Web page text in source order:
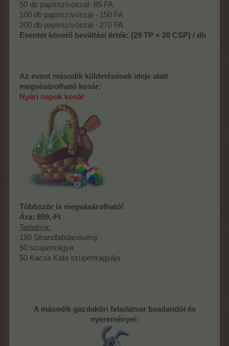
50 db papírszívószál- 85 FA
100 db papírszívószál - 150 FA
200 db papírszívószál - 270 FA
Eventet követő beváltási érték: (29 TP + 20 CSP) / db
Az event második küldetésének ideje alatt
megvásárolható kosár:
Nyári napok kosár
Többször is megvásárolható!
Ára: 899,-Ft
Tartalma:
180 Strandlabdanövény
50 szupertrágya
50 Kacsa Kata szupertrágyája
A második gazdaköri feladatsor beadandói és
nyereményei: